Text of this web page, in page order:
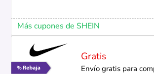
Más cupones de SHEIN
Gratis
Envío gratis para